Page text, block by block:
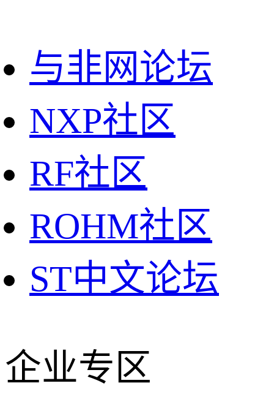
与非网论坛
NXP社区
RF社区
ROHM社区
ST中文论坛
企业专区